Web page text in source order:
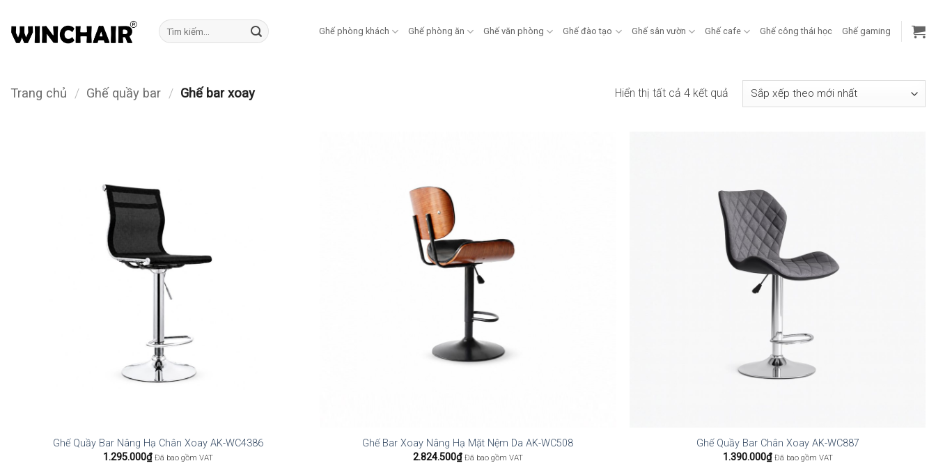
qua
Tìm
kiếm:
Ghế phòng khách Ghế phòng ăn Ghế văn phòng Ghế đào tạo Ghế sân vườn Ghế cafe Ghế công thái học Ghế gaming
Trang chủ / Ghế quầy bar / Ghế bar xoay Hiển thị tất cả 4 kết quảĐã
sắp
Ghế Quầy Bar Nâng Hạ Chân Xoay AK-WC4386
1.295.000₫ Đã bao gồm VAT
Ghế Bar Xoay Nâng Hạ Mặt Nệm Da AK-WC508
2.824.500₫ Đã bao gồm VAT
Ghế Quầy Bar Chân Xoay AK-WC887
1.390.000₫ Đã bao gồm VAT